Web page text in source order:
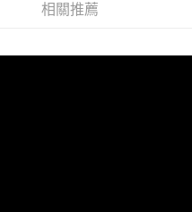
相關推薦